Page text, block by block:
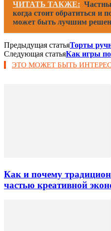
ЧИТАТЬ ТАКЖЕ:
когда стоит обратиться и
может быть лучшим
Предыдущая статьяТорты
Следующая статьяКак игры
ЭТО МОЖЕТ БЫТЬ
Как и почему
частью креативной